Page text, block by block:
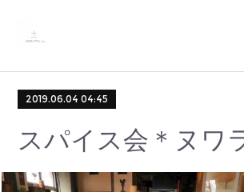
2019.06.04 04:45
スパイス会＊ヌワ